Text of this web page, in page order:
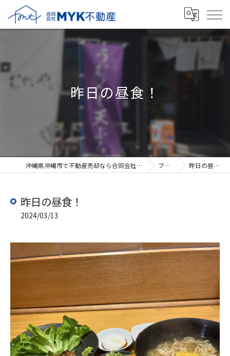
昨日の昼食！
沖縄県沖縄市で不動産売却なら合同会社MYK不動産 ブログ 昨日の昼食！
昨日の昼食！
2024/03/13